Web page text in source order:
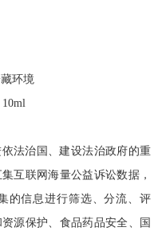
环境
法治国、建设法治政府的重
互联网海量公益诉讼数据，
的信息进行筛选、分流、评
源保护、食品药品安全、国